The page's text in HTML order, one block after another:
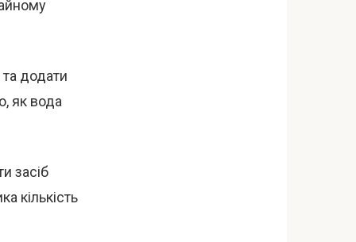
додати
як вода
засіб
кількість